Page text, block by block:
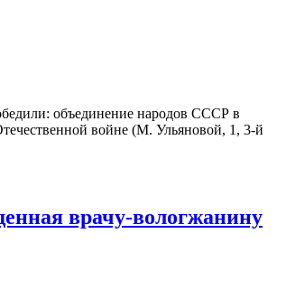
объединение народов СССР в
войне (М. Ульяновой, 1, 3-й
врачу-вологжанину